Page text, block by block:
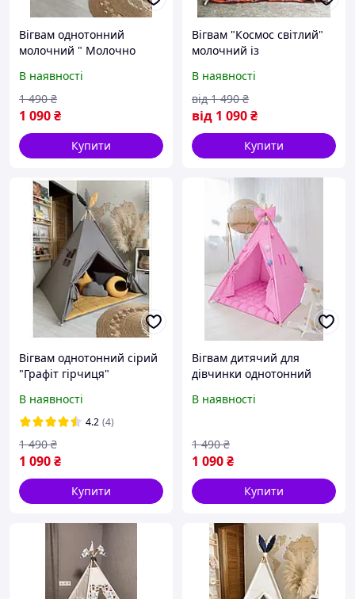
Вігвам однотонний
молочний " Молочно
Намет дитячий, шатро .
Будиночок для ігор
В наявності
1 090₴
1 490 ₴
Купити
Вігвам "Космос світлий"
молочний із
хлопчика. Намет
дитячий, шатро з
ракетами. Палатка
В наявності
від 1 090₴
від 1 490 ₴
Купити
Вігвам однотонний сірий
"Графіт гірчиця"
дівчинки та хлопчика.
Намет дитячий, шатро
сірий. Будиночок для ігор
В наявності
4.2 (4)
1 090₴
1 490 ₴
Купити
Вігвам дитячий для
дівчинки однотонний
Палатка, шатро,
В наявності
1 090₴
1 490 ₴
Купити